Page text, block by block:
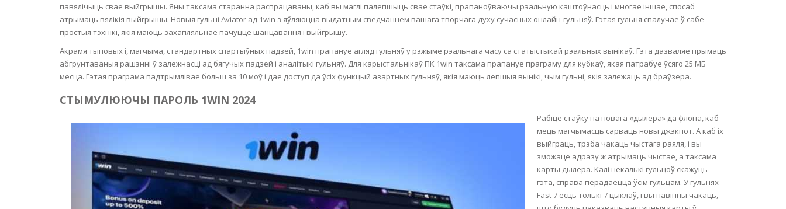
ROSACEA-PRONE SKIN
SKIN IMPERFECTION
EXOLIATING
ANTISEPTICS
FLAKING SKIN
PIGMENTED SKIN
павялічыць свае выйгрышы. Яны таксама старанна распрацаваны, каб вы маглі палепшыць свае стаўкі, прапаноўваючы рэальную каштоўнасць і многае іншае, спосаб
атрымаць вялікія выйгрышы. Новыя гульні Aviator ад 1win з'яўляюцца выдатным сведчаннем вашага творчага духу сучасных онлайн-гульняў. Гэтая гульня спалучае ў сабе
простыя тэхнікі, якія маюць захапляльнае пачуццё шанцавання і выйгрышу.
Акрамя тыповых і, магчыма, стандартных спартыўных падзей, 1win прапануе агляд гульняў у рэжыме рэальнага часу са статыстыкай рэальных вынікаў. Гэта дазваляе прымаць
абгрунтаваныя рашэнні ў залежнасці ад бягучых падзей і аналітыкі гульняў. Для карыстальнікаў ПК 1win таксама прапануе праграму для кубкаў, якая патрабуе ўсяго 25 МБ
месца. Гэтая праграма падтрымлівае больш за 10 моў і дае доступ да ўсіх функцый азартных гульняў, якія маюць лепшыя вынікі, чым гульні, якія залежаць ад браўзера.
СТЫМУЛЮЮЧЫ ПАРОЛЬ 1WIN 2024
Рабіце стаўку на новага «дылера» да флопа, каб
мець магчымасць сарваць новы джэкпот. А каб іх
выйграць, трэба чакаць чыстага раяля, і вы
зможаце адразу ж атрымаць чыстае, а таксама
карты дылера. Калі некалькі гульцоў скажуць
гэта, справа перадаецца ўсім гульцам. У гульнях
Fast 7 ёсць толькі 7 цыклаў, і вы павінны чакаць,